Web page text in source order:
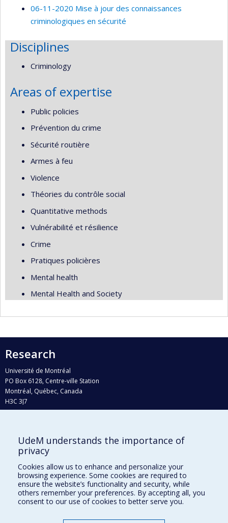
06-11-2020 Mise à jour des connaissances
criminologiques en sécurité
Disciplines
Criminology
Areas of expertise
Public policies
Prévention du crime
Sécurité routière
Armes à feu
Violence
Théories du contrôle social
Quantitative methods
Vulnérabilité et résilience
Crime
Pratiques policières
Mental health
Mental Health and Society
Research
Université de Montréal
PO Box 6128, Centre-ville Station
Montréal, Québec, Canada
H3C 3J7
Who does what?
Find us
Site map
Accessibility
UdeM understands the importance of
privacy
Cookies allow us to enhance and personalize your
browsing experience. Some cookies are required to
ensure the website’s functionality and security, while
others remember your preferences. By accepting all, you
consent to our use of cookies to better serve you.